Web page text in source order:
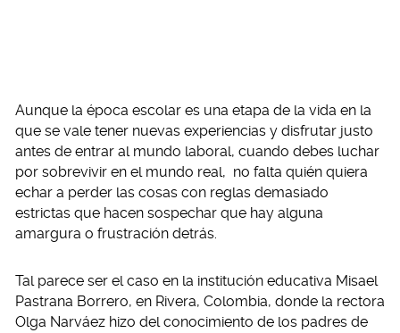
Aunque la época escolar es una etapa de la vida en la
que se vale tener nuevas experiencias y disfrutar justo
antes de entrar al mundo laboral, cuando debes luchar
por sobrevivir en el mundo real, no falta quién quiera
echar a perder las cosas con reglas demasiado
estrictas que hacen sospechar que hay alguna
amargura o frustración detrás.
Tal parece ser el caso en la institución educativa Misael
Pastrana Borrero, en Rivera, Colombia, donde la rectora
Olga Narváez hizo del conocimiento de los padres de